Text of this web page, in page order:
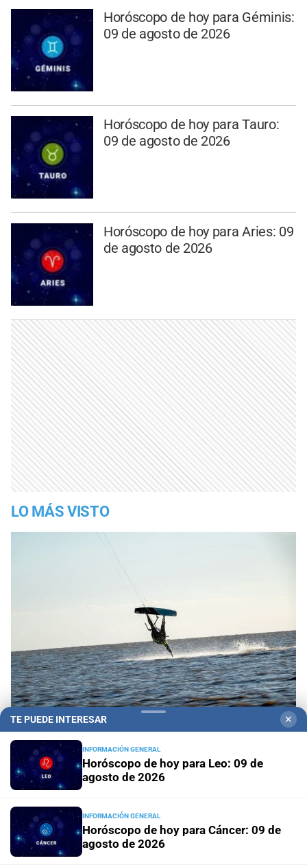
Horóscopo de hoy para Géminis:
09 de agosto de 2026
Horóscopo de hoy para Tauro:
09 de agosto de 2026
Horóscopo de hoy para Aries: 09
de agosto de 2026
LO MÁS VISTO
1
El viento se llevó a un grande y la tormenta nos trajo
basura
2
un hombre acribillado
3 Murió Jorge Messi, el papá de Lionel Messi
TE PUEDE INTERESAR ✕
INFORMACIÓN GENERAL
Horóscopo de hoy para Leo: 09 de
agosto de 2026
INFORMACIÓN GENERAL
Horóscopo de hoy para Cáncer: 09 de
agosto de 2026